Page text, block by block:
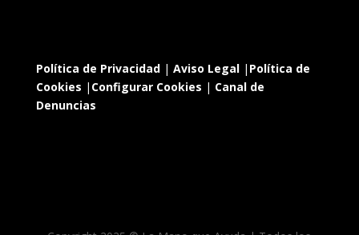
Política de Privacidad| Aviso Legal| Política de
Cookies | Configurar Cookies | Canal de
Denuncias